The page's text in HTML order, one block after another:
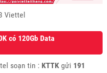
Viettel
có 120Gb Data
soạn tin : KTTKgửi 191